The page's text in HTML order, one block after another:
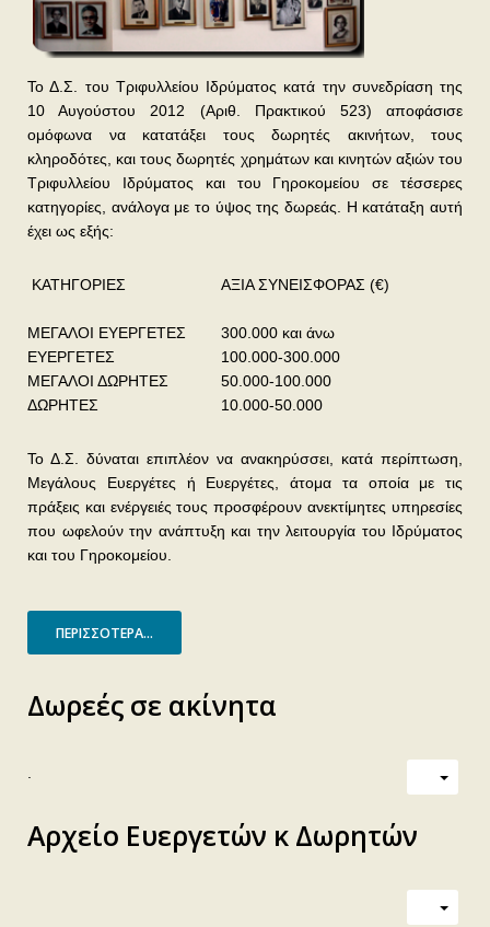
Το Δ.Σ. του Τριφυλλείου Ιδρύματος κατά την συνεδρίαση της
10 Αυγούστου 2012 (Αριθ. Πρακτικού 523) αποφάσισε
ομόφωνα να κατατάξει τους δωρητές ακινήτων, τους
κληροδότες, και τους δωρητές χρημάτων και κινητών αξιών του
Τριφυλλείου Ιδρύματος και του Γηροκομείου σε τέσσερες
κατηγορίες, ανάλογα με το ύψος της δωρεάς. Η κατάταξη αυτή
έχει ως εξής:
ΚΑΤΗΓΟΡΙΕΣ ΑΞΙΑ ΣΥΝΕΙΣΦΟΡΑΣ (€)
ΜΕΓΑΛΟΙ ΕΥΕΡΓΕΤΕΣ
300.000 και άνω
ΕΥΕΡΓΕΤΕΣ
100.000-300.000
ΜΕΓΑΛΟΙ ΔΩΡΗΤΕΣ
50.000-100.000
ΔΩΡΗΤΕΣ
10.000-50.000
Το Δ.Σ. δύναται επιπλέον να ανακηρύσσει, κατά περίπτωση,
Μεγάλους Ευεργέτες ή Ευεργέτες, άτομα τα οποία με τις
πράξεις και ενέργειές τους προσφέρουν ανεκτίμητες υπηρεσίες
που ωφελούν την ανάπτυξη και την λειτουργία του Ιδρύματος
και του Γηροκομείου.
ΠΕΡΙΣΣΌΤΕΡΑ...
Δωρεές σε ακίνητα
Αρχείο Ευεργετών κ Δωρητών